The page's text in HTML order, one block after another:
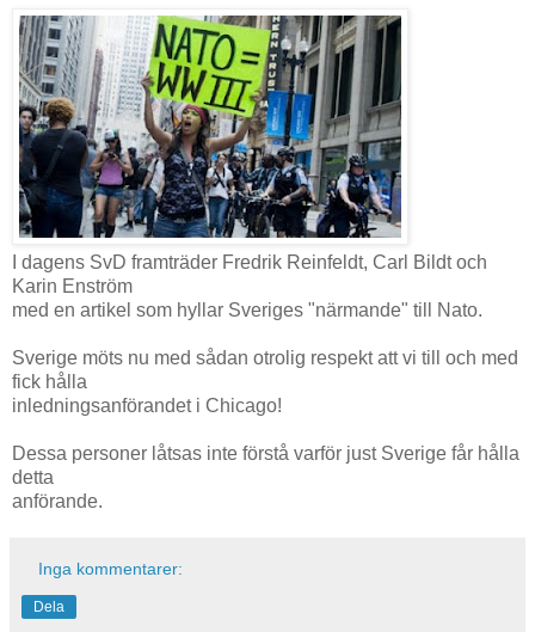
I dagens SvD framträder Fredrik Reinfeldt, Carl Bildt och
Karin Enström
med en artikel som hyllar Sveriges "närmande" till Nato.
Sverige möts nu med sådan otrolig respekt att vi till och med
fick hålla
inledningsanförandet i Chicago!
Dessa personer låtsas inte förstå varför just Sverige får hålla
detta
anförande.
Inga kommentarer:
Dela